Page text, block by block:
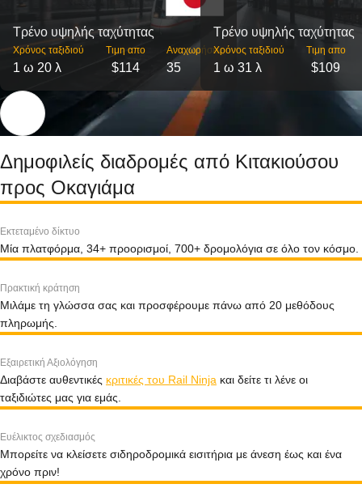
Τρένο υψηλής ταχύτητας
Χρόνος ταξιδιού
1 ω 20 λ
Τιμη απο
$114
Αναχωρήσεις
35
Τρένο υψηλής ταχύτητας
Χρόνος ταξιδιού
1 ω 31 λ
Τιμη απο
$109
Δημοφιλείς διαδρομές από Κιτακιούσου
προς Οκαγιάμα
Εκτεταμένο δίκτυο
Μία πλατφόρμα, 34+ προορισμοί, 700+ δρομολόγια σε όλο τον κόσμο.
Πρακτική κράτηση
Μιλάμε τη γλώσσα σας και προσφέρουμε πάνω από 20 μεθόδους
πληρωμής.
Εξαιρετική Αξιολόγηση
Διαβάστε αυθεντικές κριτικές του Rail Ninja και δείτε τι λένε οι
ταξιδιώτες μας για εμάς.
Ευέλικτος σχεδιασμός
Μπορείτε να κλείσετε σιδηροδρομικά εισιτήρια με άνεση έως και ένα
χρόνο πριν!